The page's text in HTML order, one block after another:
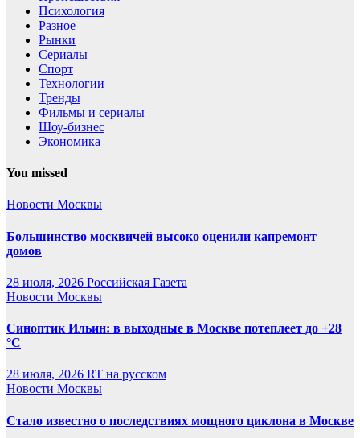
Психология
Разное
Рынки
Сериалы
Спорт
Технологии
Тренды
Фильмы и сериалы
Шоу-бизнес
Экономика
You missed
Новости Москвы
Большинство москвичей высоко оценили капремонт
домов
28 июля, 2026 Российская Газета
Новости Москвы
Синоптик Ильин: в выходные в Москве потеплеет до +28
°C
28 июля, 2026 RT на русском
Новости Москвы
Стало известно о последствиях мощного циклона в Москве